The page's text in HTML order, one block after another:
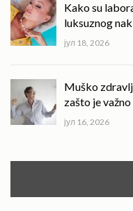
Kako su
luksuznog
јул 18, 2026
Muško
zašto je
јул 16, 2026